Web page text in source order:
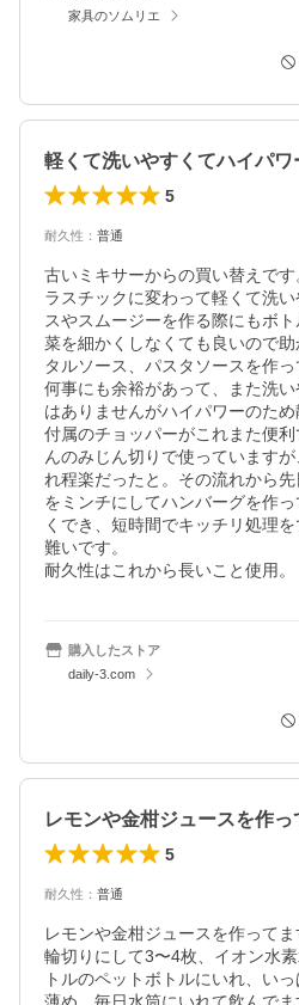
家具のソムリエ
軽くて洗いやすくてハイパワ
5
耐久性 ： 普通
古いミキサーからの買い替えで
ラスチックに変わって軽くて洗
スやスムージーを作る際にもボ
菜を細かくしなくても良いので
タルソース、パスタソースを作
何事にも余裕があって、また洗
はありませんがハイパワーのため
付属のチョッパーがこれまた便
んのみじん切りで使っています
れ程楽だったと。その流れから
をミンチにしてハンバーグを作
くでき、短時間でキッチリ処理
難いです。
耐久性はこれから長いこと使用。
購入したストア
daily-3.com
5
耐久性 ： 普通
レモンや金柑ジュースを作って
輪切りにして3〜4枚、イオン水
トルのペットボトルにいれ、い